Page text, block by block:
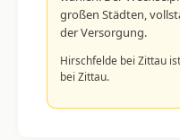
großen Städten,
der Versorgung.
Hirschfelde bei Zittau
bei Zittau.